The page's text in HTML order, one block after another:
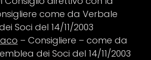
come da Verbale
Soci del 14/11/2003
– Consigliere – come da
dei Soci del 14/11/2003